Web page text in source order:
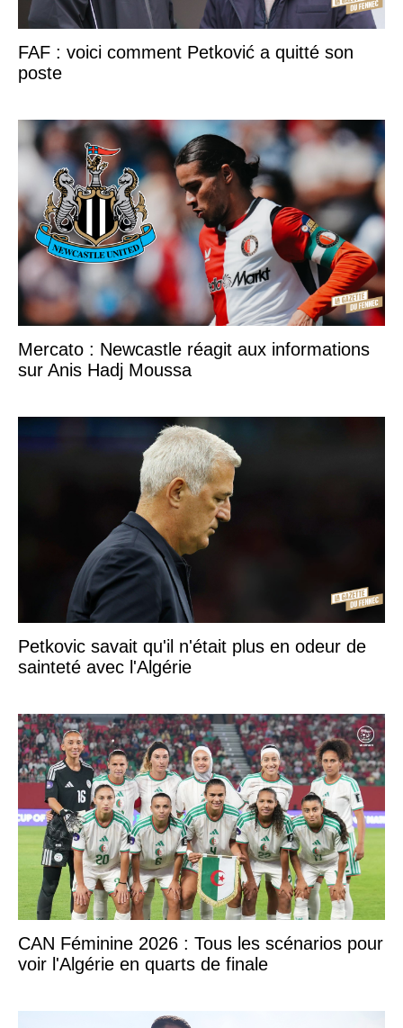
FAF : voici comment Petković a quitté son
poste
Mercato : Newcastle réagit aux informations
sur Anis Hadj Moussa
Petkovic savait qu'il n'était plus en odeur de
sainteté avec l'Algérie
CAN Féminine 2026 : Tous les scénarios pour
voir l'Algérie en quarts de finale